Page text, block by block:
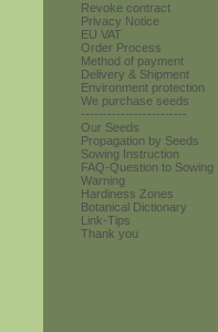
Revoke contract
Privacy Notice
EU VAT
Order Process
Method of payment
Delivery & Shipment
Environment protection
We purchase seeds
------------------------
Our Seeds
Propagation by Seeds
Sowing Instruction
FAQ-Question to Sowing
Warning
Hardiness Zones
Botanical Dictionary
Link-Tips
Thank you